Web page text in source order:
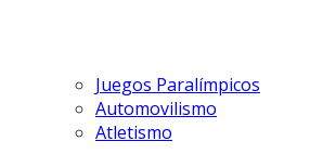
Juegos Paralímpicos
Automovilismo
Atletismo